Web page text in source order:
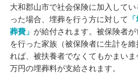
大和郡山市で社会保険に加入して
った場合、埋葬を行う方に対して
葬費」 が給付されます。被保険者
を行った家族（被保険者に生計を
れば、被扶養者でなくてもかまい
万円の埋葬料が支給されます。